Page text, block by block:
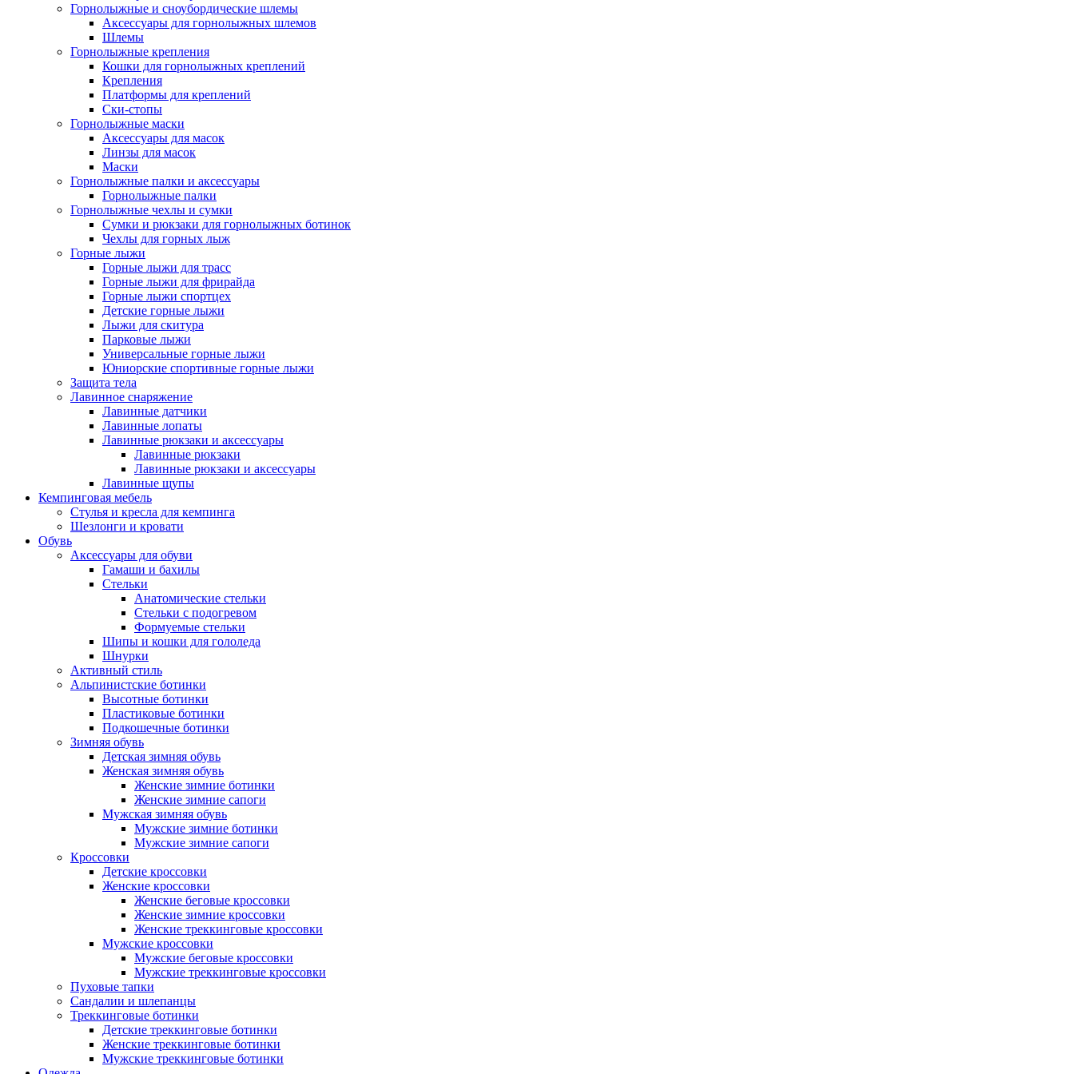
Горнолыжные и сноубордические шлемы
Аксессуары для горнолыжных шлемов
Шлемы
Горнолыжные крепления
Кошки для горнолыжных креплений
Крепления
Платформы для креплений
Ски-стопы
Горнолыжные маски
Аксессуары для масок
Линзы для масок
Маски
Горнолыжные палки и аксессуары
Горнолыжные палки
Горнолыжные чехлы и сумки
Сумки и рюкзаки для горнолыжных ботинок
Чехлы для горных лыж
Горные лыжи
Горные лыжи для трасс
Горные лыжи для фрирайда
Горные лыжи спортцех
Детские горные лыжи
Лыжи для скитура
Парковые лыжи
Универсальные горные лыжи
Юниорские спортивные горные лыжи
Защита тела
Лавинное снаряжение
Лавинные датчики
Лавинные лопаты
Лавинные рюкзаки и аксессуары
Лавинные рюкзаки
Лавинные рюкзаки и аксессуары
Лавинные щупы
Кемпинговая мебель
Стулья и кресла для кемпинга
Шезлонги и кровати
Обувь
Аксессуары для обуви
Гамаши и бахилы
Стельки
Анатомические стельки
Стельки с подогревом
Формуемые стельки
Шипы и кошки для гололеда
Шнурки
Активный стиль
Альпинистские ботинки
Высотные ботинки
Пластиковые ботинки
Подкошечные ботинки
Зимняя обувь
Детская зимняя обувь
Женская зимняя обувь
Женские зимние ботинки
Женские зимние сапоги
Мужская зимняя обувь
Мужские зимние ботинки
Мужские зимние сапоги
Кроссовки
Детские кроссовки
Женские кроссовки
Женские беговые кроссовки
Женские зимние кроссовки
Женские треккинговые кроссовки
Мужские кроссовки
Мужские беговые кроссовки
Мужские треккинговые кроссовки
Пуховые тапки
Сандалии и шлепанцы
Треккинговые ботинки
Детские треккинговые ботинки
Женские треккинговые ботинки
Мужские треккинговые ботинки